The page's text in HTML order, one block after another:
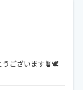
うございます🪴🕊️